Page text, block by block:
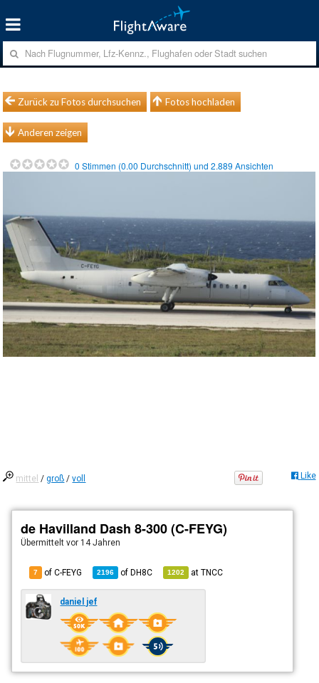
Zurück zu Fotos durchsuchen Fotos hochladen
Anderen zeigen
0 Stimmen (0.00 Durchschnitt) und2.889 Ansichten
mittel /groß /voll Like
de Havilland Dash 8-300 (C-FEYG)
Übermitteltvor 14 Jahren
7 of C-FEYG 2196 ofDH8C 1202 atTNCC
daniel jef